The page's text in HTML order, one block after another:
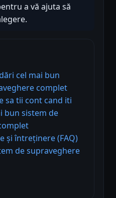
a vă ajuta să
cel mai bun
complet
sa tii cont cand iti
bun sistem de
și întreținere (FAQ)
de supraveghere